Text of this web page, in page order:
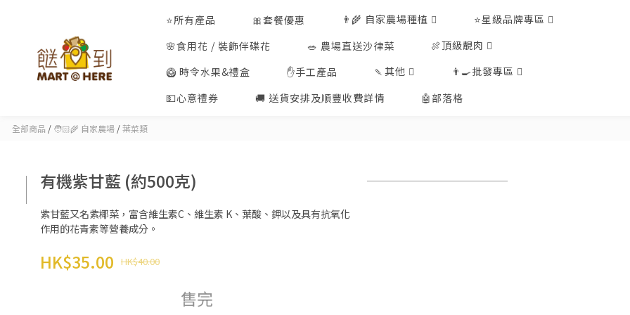
⭐所有產品 🎀套餐優惠 👨‍🌾 自家農場種植
⭐星級品牌專區
🌸食用花 / 裝飾伴碟花
🥗 農場直送沙律菜
🍖頂級靚肉
🥝 時令水果&禮盒
✋手工產品 🍡其他
👨‍🍳批發專區
💵心意禮券
🚚 送貨安排及順豐收費詳情 🤖部落格
全部商品 / 🧑🏻‍🌾 自家農場 /葉菜類
有機紫甘藍 (約500克)
紫甘藍又名紫椰菜，富含維生素C、維生素 K、葉酸、鉀以及具有抗氧化
作用的花青素等營養成分。
HK$40.00
HK$35.00
售完